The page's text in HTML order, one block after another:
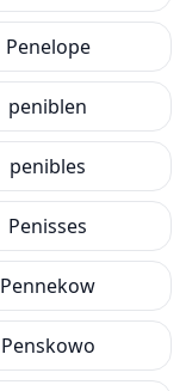
Penelope
peniblen
penibles
Penisses
Pennekow
Penskowo